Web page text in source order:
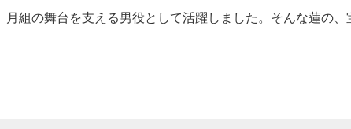
月組の舞台を支える男役として活躍しました。そんな蓮の